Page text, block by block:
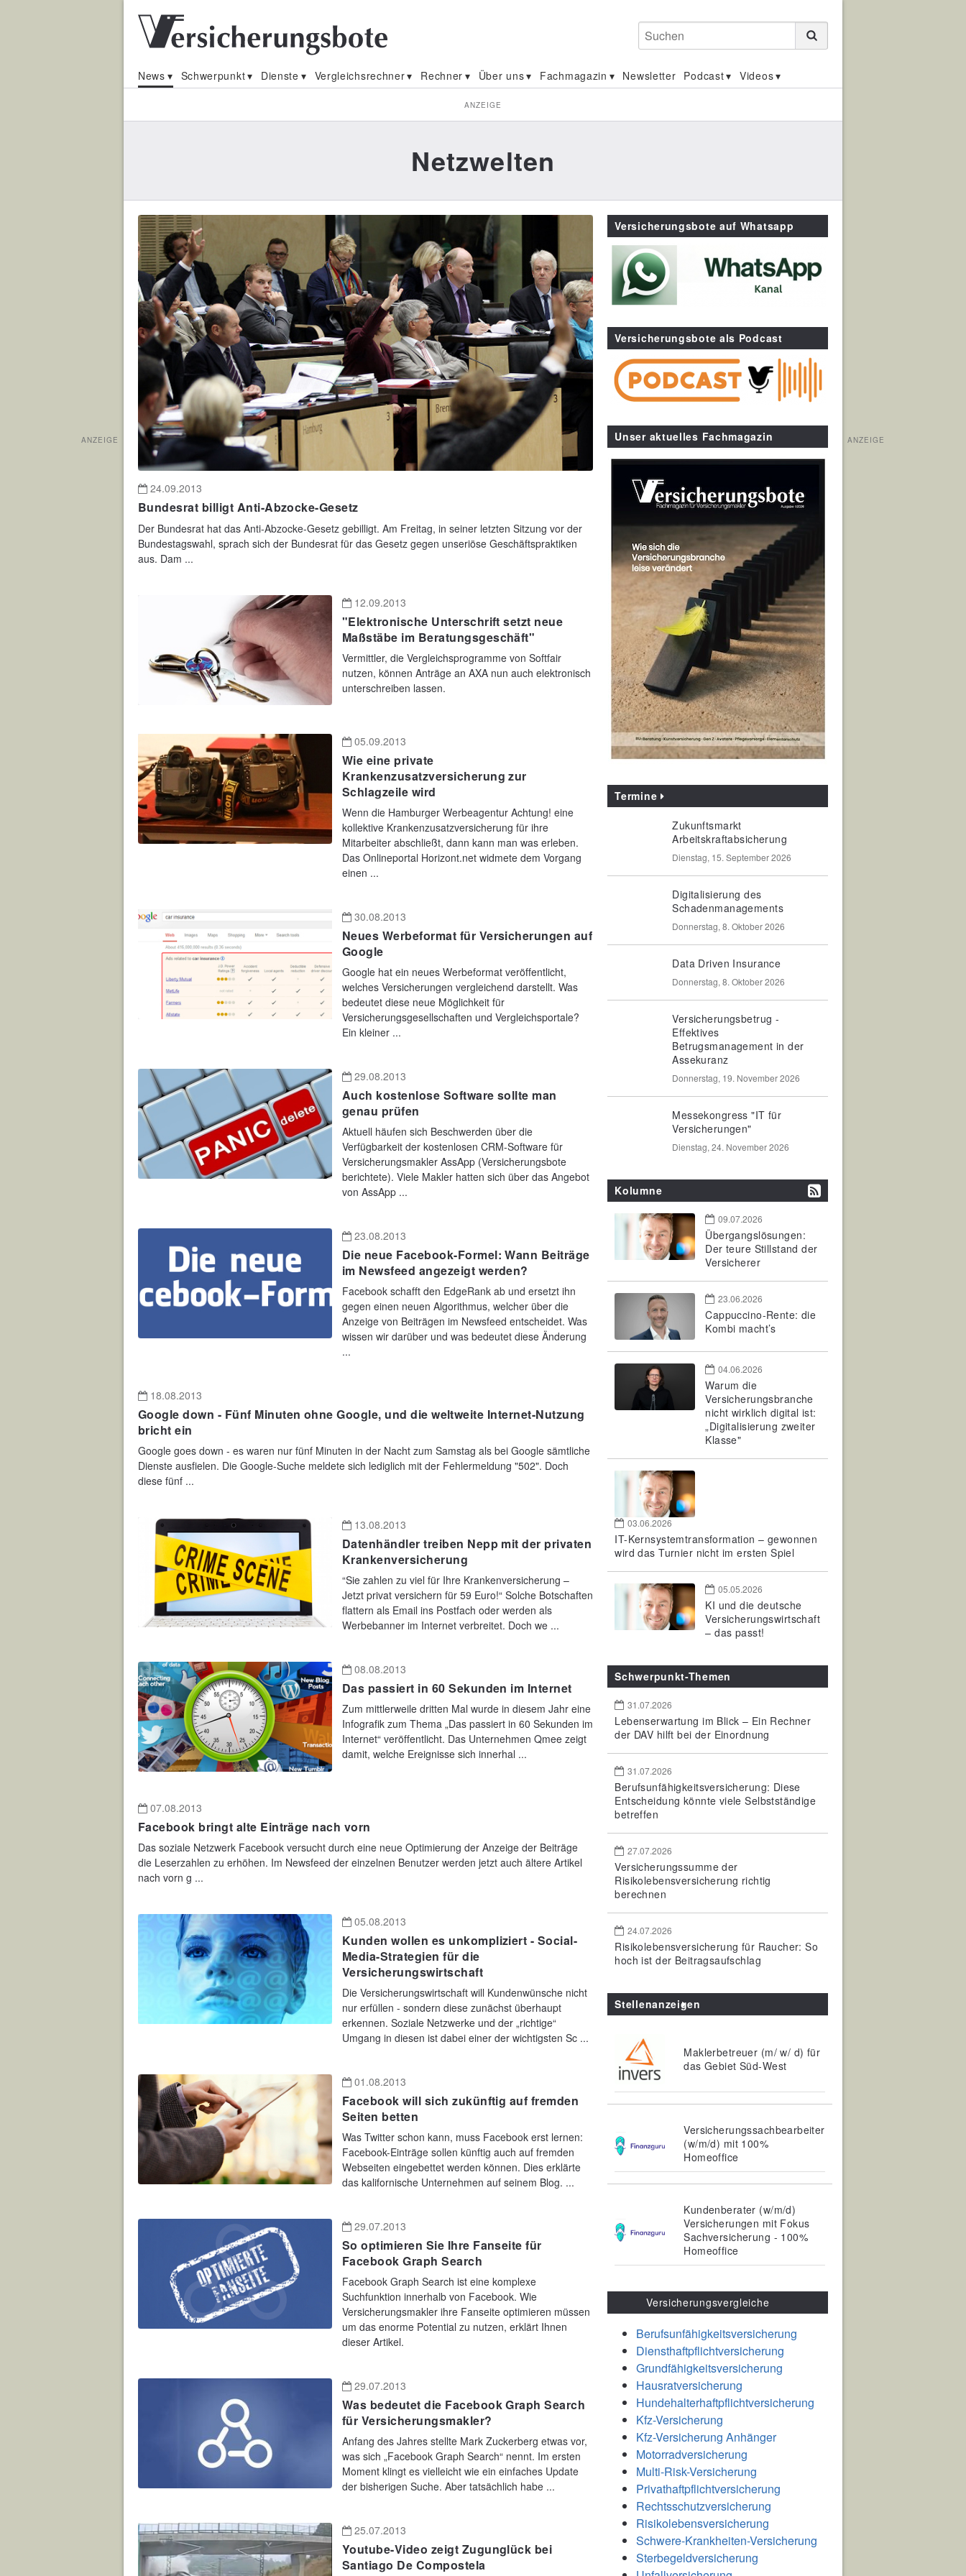
Suchen
News Schwerpunkt Dienste Vergleichsrechner Rechner Über uns Fachmagazin Newsletter Podcast Videos
ANZEIGE
Netzwelten
24.09.2013
Bundesrat billigt Anti-Abzocke-Gesetz
Der Bundesrat hat das Anti-Abzocke-Gesetz gebilligt. Am Freitag, in seiner letzten Sitzung vor der
Bundestagswahl, sprach sich der Bundesrat für das Gesetz gegen unseriöse Geschäftspraktiken
aus. Dam ...
12.09.2013
"Elektronische Unterschrift setzt neue
Maßstäbe im Beratungsgeschäft"
Vermittler, die Vergleichsprogramme von Softfair
nutzen, können Anträge an AXA nun auch elektronisch
unterschreiben lassen.
05.09.2013
Wie eine private
Krankenzusatzversicherung zur
Schlagzeile wird
Wenn die Hamburger Werbeagentur Achtung! eine
kollektive Krankenzusatzversicherung für ihre
Mitarbeiter abschließt, dann kann man was erleben.
Das Onlineportal Horizont.net widmete dem Vorgang
einen ...
30.08.2013
Neues Werbeformat für Versicherungen auf
Google
Google hat ein neues Werbeformat veröffentlicht,
welches Versicherungen vergleichend darstellt. Was
bedeutet diese neue Möglichkeit für
Versicherungsgesellschaften und Vergleichsportale?
Ein kleiner ...
29.08.2013
Auch kostenlose Software sollte man
genau prüfen
Aktuell häufen sich Beschwerden über die
Verfügbarkeit der kostenlosen CRM-Software für
Versicherungsmakler AssApp (Versicherungsbote
berichtete). Viele Makler hatten sich über das Angebot
von AssApp ...
23.08.2013
Die neue Facebook-Formel: Wann Beiträge
im Newsfeed angezeigt werden?
Facebook schafft den EdgeRank ab und ersetzt ihn
gegen einen neuen Algorithmus, welcher über die
Anzeige von Beiträgen im Newsfeed entscheidet. Was
wissen wir darüber und was bedeutet diese Änderung
...
18.08.2013
Google down - Fünf Minuten ohne Google, und die weltweite Internet-Nutzung
bricht ein
Google goes down - es waren nur fünf Minuten in der Nacht zum Samstag als bei Google sämtliche
Dienste ausfielen. Die Google-Suche meldete sich lediglich mit der Fehlermeldung "502". Doch
diese fünf ...
13.08.2013
Datenhändler treiben Nepp mit der privaten
Krankenversicherung
“Sie zahlen zu viel für Ihre Krankenversicherung –
Jetzt privat versichern für 59 Euro!“ Solche Botschaften
flattern als Email ins Postfach oder werden als
Werbebanner im Internet verbreitet. Doch we ...
08.08.2013
Das passiert in 60 Sekunden im Internet
Zum mittlerweile dritten Mal wurde in diesem Jahr eine
Infografik zum Thema „Das passiert in 60 Sekunden im
Internet“ veröffentlicht. Das Unternehmen Qmee zeigt
damit, welche Ereignisse sich innerhal ...
07.08.2013
Facebook bringt alte Einträge nach vorn
Das soziale Netzwerk Facebook versucht durch eine neue Optimierung der Anzeige der Beiträge
die Leserzahlen zu erhöhen. Im Newsfeed der einzelnen Benutzer werden jetzt auch ältere Artikel
nach vorn g ...
05.08.2013
Kunden wollen es unkompliziert - Social-
Media-Strategien für die
Versicherungswirtschaft
Die Versicherungswirtschaft will Kundenwünsche nicht
nur erfüllen - sondern diese zunächst überhaupt
erkennen. Soziale Netzwerke und der „richtige“
Umgang in diesen ist dabei einer der wichtigsten Sc ...
01.08.2013
Facebook will sich zukünftig auf fremden
Seiten betten
Was Twitter schon kann, muss Facebook erst lernen:
Facebook-Einträge sollen künftig auch auf fremden
Webseiten eingebettet werden können. Dies erklärte
das kalifornische Unternehmen auf seinem Blog. ...
29.07.2013
So optimieren Sie Ihre Fanseite für
Facebook Graph Search
Facebook Graph Search ist eine komplexe
Suchfunktion innerhalb von Facebook. Wie
Versicherungsmakler ihre Fanseite optimieren müssen
um das enorme Potential zu nutzen, erklärt Ihnen
dieser Artikel.
29.07.2013
Was bedeutet die Facebook Graph Search
für Versicherungsmakler?
Anfang des Jahres stellte Mark Zuckerberg etwas vor,
was sich „Facebook Graph Search“ nennt. Im ersten
Moment klingt es vielleicht wie ein einfaches Update
der bisherigen Suche. Aber tatsächlich habe ...
25.07.2013
Youtube-Video zeigt Zugunglück bei
Santiago De Compostela
Versicherungsbote auf Whatsapp
Versicherungsbote als Podcast
Unser aktuelles Fachmagazin
Termine
Zukunftsmarkt
Arbeitskraftabsicherung
Dienstag, 15. September 2026
Digitalisierung des
Schadenmanagements
Donnerstag, 8. Oktober 2026
Data Driven Insurance
Donnerstag, 8. Oktober 2026
Versicherungsbetrug -
Effektives
Betrugsmanagement in der
Assekuranz
Donnerstag, 19. November 2026
Messekongress "IT für
Versicherungen"
Dienstag, 24. November 2026
Kolumne
09.07.2026
Übergangslösungen:
Der teure Stillstand der
Versicherer
23.06.2026
Cappuccino-Rente: die
Kombi macht’s
04.06.2026
Warum die
Versicherungsbranche
nicht wirklich digital ist:
„Digitalisierung zweiter
Klasse"
03.06.2026
IT-Kernsystemtransformation – gewonnen
wird das Turnier nicht im ersten Spiel
05.05.2026
KI und die deutsche
Versicherungswirtschaft
– das passt!
Schwerpunkt-Themen
31.07.2026
Lebenserwartung im Blick – Ein Rechner
der DAV hilft bei der Einordnung
31.07.2026
Berufsunfähigkeitsversicherung: Diese
Entscheidung könnte viele Selbstständige
betreffen
27.07.2026
Versicherungssumme der
Risikolebensversicherung richtig
berechnen
24.07.2026
Risikolebensversicherung für Raucher: So
hoch ist der Beitragsaufschlag
Stellenanzeigen
Maklerbetreuer (m/ w/ d) für
das Gebiet Süd-West
Versicherungssachbearbeiter
(w/m/d) mit 100%
Homeoffice
Kundenberater (w/m/d)
Versicherungen mit Fokus
Sachversicherung - 100%
Homeoffice
Versicherungsvergleiche
Berufsunfähigkeitsversicherung
Diensthaftpflichtversicherung
Grundfähigkeitsversicherung
Hausratversicherung
Hundehalterhaftpflichtversicherung
Kfz-Versicherung
Kfz-Versicherung Anhänger
Motorradversicherung
Multi-Risk-Versicherung
Privathaftpflichtversicherung
Rechtsschutzversicherung
Risikolebensversicherung
Schwere-Krankheiten-Versicherung
Sterbegeldversicherung
ANZEIGE ANZEIGE